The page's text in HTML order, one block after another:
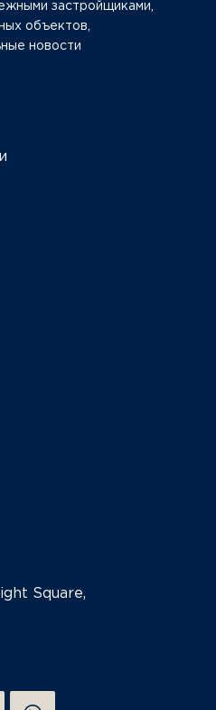
застройщиками,
объектов,
новости
Square,